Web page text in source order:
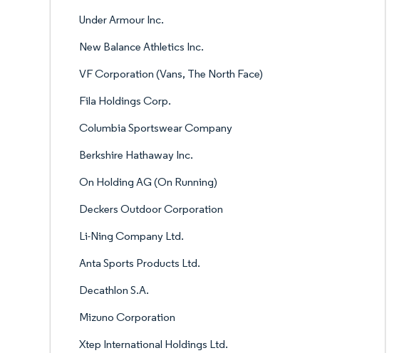
Under Armour Inc.
New Balance Athletics Inc.
VF Corporation (Vans, The North Face)
Fila Holdings Corp.
Columbia Sportswear Company
Berkshire Hathaway Inc.
On Holding AG (On Running)
Deckers Outdoor Corporation
Li-Ning Company Ltd.
Anta Sports Products Ltd.
Decathlon S.A.
Mizuno Corporation
Xtep International Holdings Ltd.